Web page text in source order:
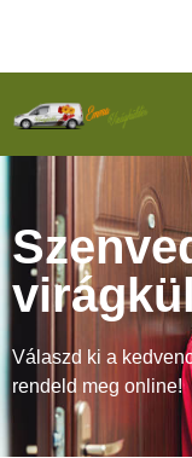
Válaszd ki a
rendeld meg online!